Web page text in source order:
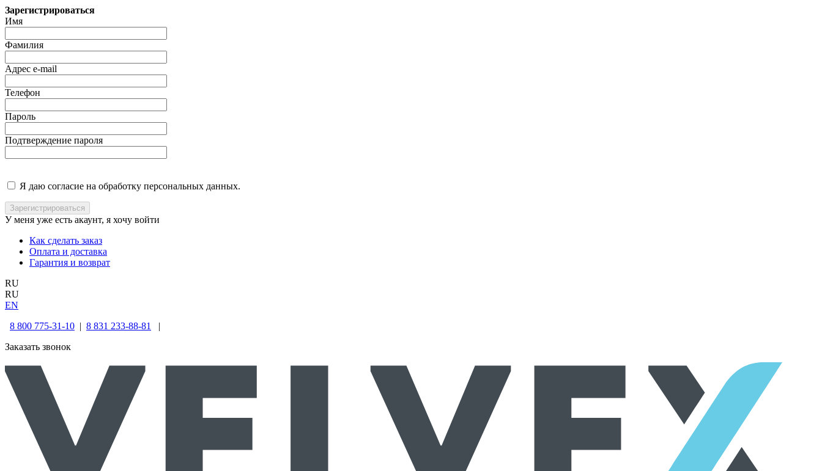
Зарегистрироваться
Имя
Фамилия
Адрес e-mail
Телефон
Пароль
Подтверждение пароля
Я даю согласие на обработку персональных данных.
У меня уже есть акаунт, я хочу войти
Как сделать заказ
Оплата и доставка
Гарантия и возврат
RU
RU
EN
8 800 775-31-10 | 8 831 233-88-81
|
Заказать звонок